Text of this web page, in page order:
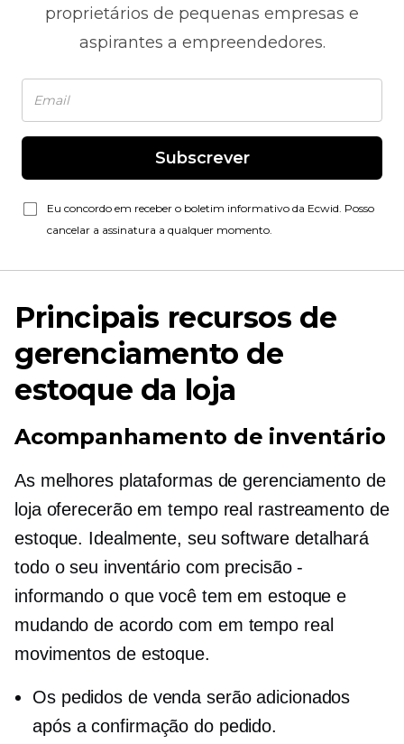
proprietários de pequenas empresas e
aspirantes a empreendedores.
Subscrever
Eu concordo em receber o boletim informativo da Ecwid. Posso
cancelar a assinatura a qualquer momento.
Principais recursos de
gerenciamento de
estoque da loja
Acompanhamento de inventário
As melhores plataformas de gerenciamento de
loja oferecerãoem tempo real rastreamento de
estoque. Idealmente, seu software detalhará
todo o seu inventário com precisão -
informando o que você tem em estoque e
mudando de acordo com em tempo real
movimentos de estoque.
Os pedidos de venda serão adicionados
após a confirmação do pedido.